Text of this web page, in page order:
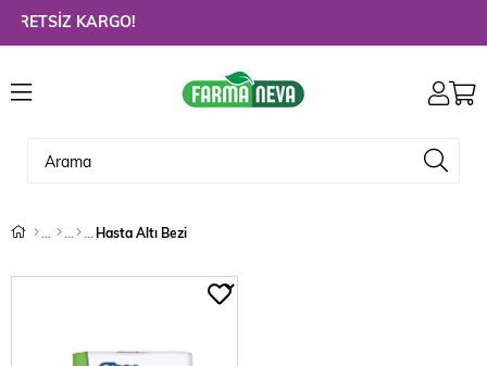
KARGO!
Hasta Altı Bezi